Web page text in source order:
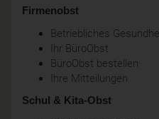
Firmenobst
Betriebliches
Ihr BüroObst
BüroObst bestellen
Ihre Mitteilungen
Schul & Kita-Obst